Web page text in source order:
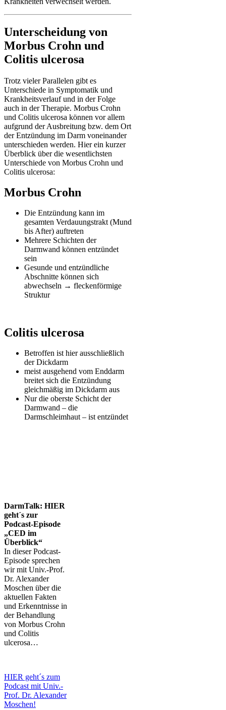
Unterscheidung von
Morbus Crohn und
Colitis ulcerosa
Trotz vieler Parallelen gibt es
Unterschiede in Symptomatik und
Krankheitsverlauf und in der Folge
auch in der Therapie. Morbus Crohn
und Colitis ulcerosa können vor allem
aufgrund der Ausbreitung bzw. dem Ort
der Entzündung im Darm voneinander
unterschieden werden. Hier ein kurzer
Überblick über die wesentlichsten
Unterschiede von Morbus Crohn und
Colitis ulcerosa:
Morbus Crohn
Die Entzündung kann im
gesamten Verdauungstrakt (Mund
bis After) auftreten
Mehrere Schichten der
Darmwand können entzündet
sein
Gesunde und entzündliche
Abschnitte können sich
abwechseln → fleckenförmige
Struktur
Colitis ulcerosa
Betroffen ist hier ausschließlich
der Dickdarm
meist ausgehend vom Enddarm
breitet sich die Entzündung
gleichmäßig im Dickdarm aus
Nur die oberste Schicht der
Darmwand – die
Darmschleimhaut – ist entzündet
DarmTalk: HIER
geht´s zur
Podcast-Episode
„CED im
Überblick“
In dieser Podcast-
Episode sprechen
wir mit Univ.-Prof.
Dr. Alexander
Moschen über die
aktuellen Fakten
und Erkenntnisse in
der Behandlung
von Morbus Crohn
und Colitis
ulcerosa…
HIER geht´s zum
Podcast mit Univ.-
Prof. Dr. Alexander
Moschen!